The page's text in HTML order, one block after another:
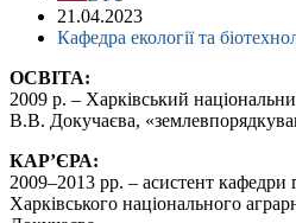
21.04.2023
Кафедра екології та
ОСВІТА:
2009 р. – Харківський
В.В. Докучаєва,
КАР’ЄРА:
2009–2013 рр. – асистент кафедри
Харківського національного